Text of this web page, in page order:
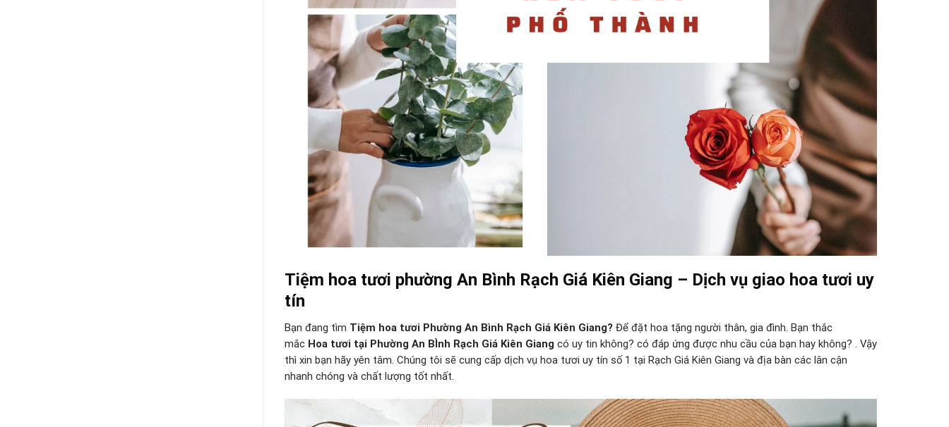
Tiệm hoa tươi phường An Bình Rạch Giá Kiên Giang – Dịch vụ giao hoa tươi uy
tín
Bạn đang tìm Tiệm hoa tươi Phường An Bình Rạch Giá Kiên Giang? Để đặt hoa tặng người thân, gia đình. Bạn thắc
mắc Hoa tươi tại Phường An BÌnh Rạch Giá Kiên Giang có uy tin không? có đáp ứng được nhu cầu của bạn hay không? . Vậy
thì xin bạn hãy yên tâm. Chúng tôi sẽ cung cấp dịch vụ hoa tươi uy tín số 1 tại Rạch Giá Kiên Giang và địa bàn các lân cận
nhanh chóng và chất lượng tốt nhất.